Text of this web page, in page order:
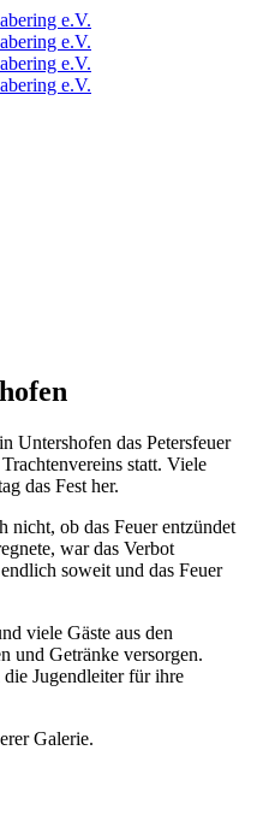
Untershofen das Petersfeuer
statt. Viele
das Fest her.
nicht, ob das Feuer entzündet
war das Verbot
soweit und das Feuer
viele Gäste aus den
und Getränke versorgen.
Jugendleiter für ihre
Galerie.